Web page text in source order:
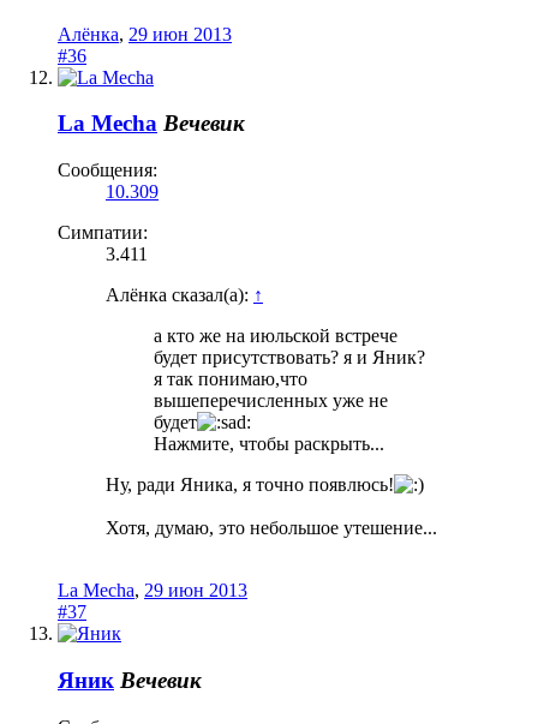
Алёнка, 29 июн 2013
#36
La Mecha Вечевик
Сообщения:
10.309
Симпатии:
3.411
Алёнка сказал(а): ↑
а кто же на июльской встрече
будет присутствовать? я и Яник?
я так понимаю,что
вышеперечисленных уже не
будет
Нажмите, чтобы раскрыть...
Ну, ради Яника, я точно появлюсь!
Хотя, думаю, это небольшое утешение...
La Mecha, 29 июн 2013
#37
Яник Вечевик